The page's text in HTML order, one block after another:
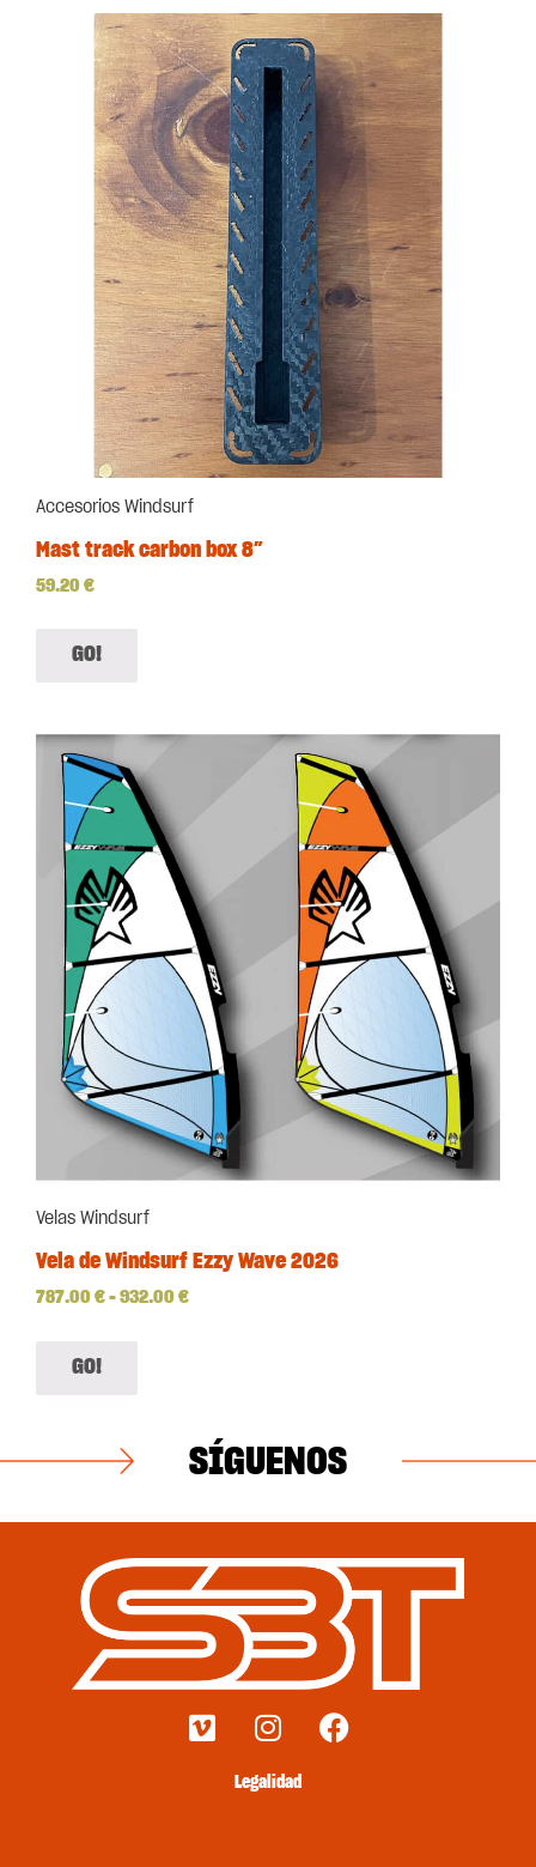
Accesorios Windsurf
Mast track carbon box 8″
59.20 €
GO!
Velas Windsurf
Vela de Windsurf Ezzy Wave 2026
787.00 € – 932.00 €
GO!
SÍGUENOS
Legalidad